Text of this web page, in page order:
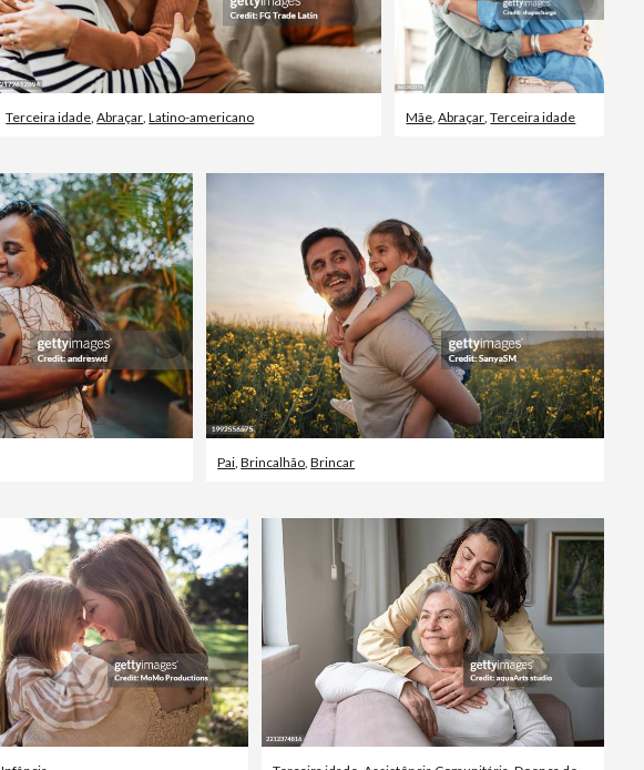
Terceira idade ,Abraçar ,Latino-americano Mãe ,Abraçar ,Terceira idade
Pai,Brincalhão,Brincar